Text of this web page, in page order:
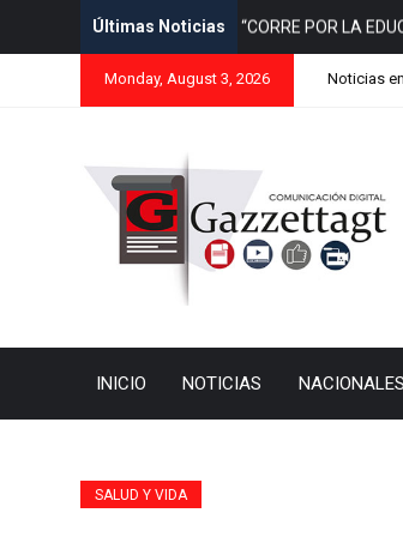
Últimas Noticias Luis Miguel tendra
Monday, August 3, 2026 Noticias
INICIO NOTICIAS NACIONALES
SALUD Y VIDA